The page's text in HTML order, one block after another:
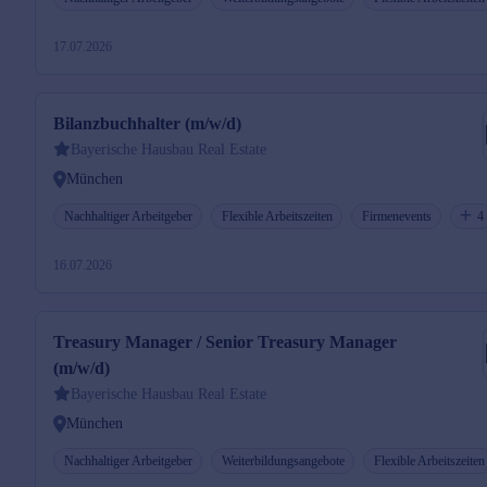
17.07.2026
Bilanzbuchhalter (m/w/d)
Bayerische Hausbau Real Estate
München
Nachhaltiger Arbeitgeber Flexible Arbeitszeiten Firmenevents 4
16.07.2026
Treasury Manager / Senior Treasury Manager
(m/w/d)
Bayerische Hausbau Real Estate
München
Nachhaltiger Arbeitgeber Weiterbildungsangebote Flexible Arbeitszeiten